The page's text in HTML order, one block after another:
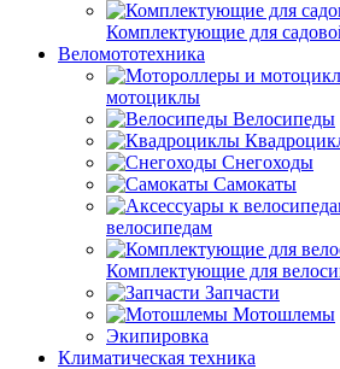
Комплектующие для
Веломототехника
мотоциклы
Велосипеды
Снегоходы
Самокаты
велосипедам
Комплектующие для
Запчасти
Мотошлемы
Экипировка
Климатическая техника